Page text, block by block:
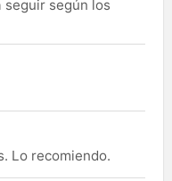
según los
Lo recomiendo.